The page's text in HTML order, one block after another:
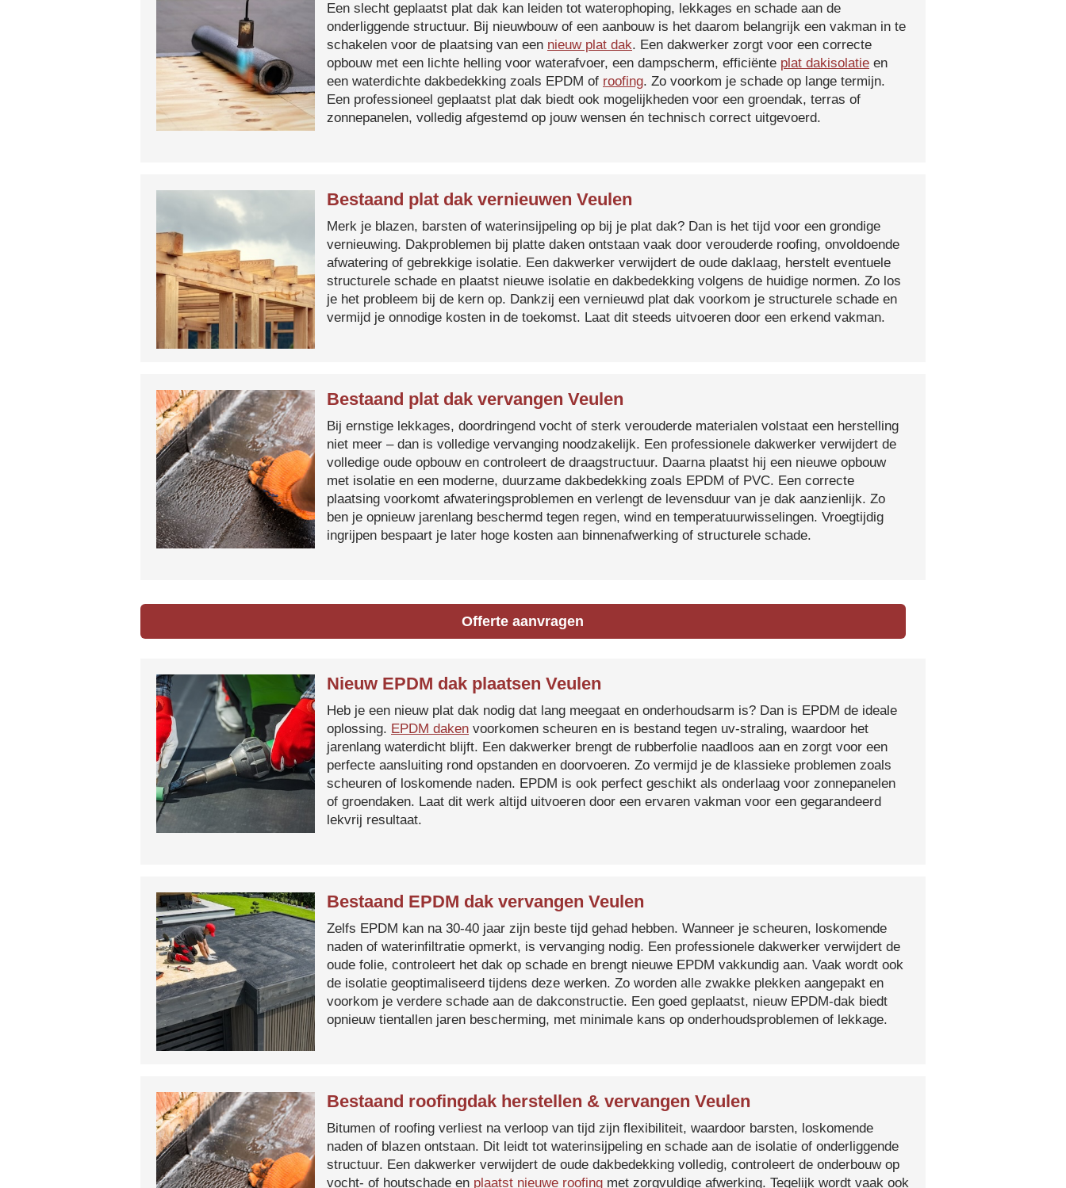
Een slecht geplaatst plat dak kan leiden tot waterophoping, lekkages en schade aan de
onderliggende structuur. Bij nieuwbouw of een aanbouw is het daarom belangrijk een vakman in te
schakelen voor de plaatsing van een nieuw plat dak. Een dakwerker zorgt voor een correcte
opbouw met een lichte helling voor waterafvoer, een dampscherm, efficiënte plat dakisolatie en
een waterdichte dakbedekking zoals EPDM of roofing. Zo voorkom je schade op lange termijn.
Een professioneel geplaatst plat dak biedt ook mogelijkheden voor een groendak, terras of
zonnepanelen, volledig afgestemd op jouw wensen én technisch correct uitgevoerd.
Bestaand plat dak vernieuwen Veulen
Merk je blazen, barsten of waterinsijpeling op bij je plat dak? Dan is het tijd voor een grondige
vernieuwing. Dakproblemen bij platte daken ontstaan vaak door verouderde roofing, onvoldoende
afwatering of gebrekkige isolatie. Een dakwerker verwijdert de oude daklaag, herstelt eventuele
structurele schade en plaatst nieuwe isolatie en dakbedekking volgens de huidige normen. Zo los
je het probleem bij de kern op. Dankzij een vernieuwd plat dak voorkom je structurele schade en
vermijd je onnodige kosten in de toekomst. Laat dit steeds uitvoeren door een erkend vakman.
Bestaand plat dak vervangen Veulen
Bij ernstige lekkages, doordringend vocht of sterk verouderde materialen volstaat een herstelling
niet meer – dan is volledige vervanging noodzakelijk. Een professionele dakwerker verwijdert de
volledige oude opbouw en controleert de draagstructuur. Daarna plaatst hij een nieuwe opbouw
met isolatie en een moderne, duurzame dakbedekking zoals EPDM of PVC. Een correcte
plaatsing voorkomt afwateringsproblemen en verlengt de levensduur van je dak aanzienlijk. Zo
ben je opnieuw jarenlang beschermd tegen regen, wind en temperatuurwisselingen. Vroegtijdig
ingrijpen bespaart je later hoge kosten aan binnenafwerking of structurele schade.
Offerte aanvragen
Nieuw EPDM dak plaatsen Veulen
Heb je een nieuw plat dak nodig dat lang meegaat en onderhoudsarm is? Dan is EPDM de ideale
oplossing. EPDM daken voorkomen scheuren en is bestand tegen uv-straling, waardoor het
jarenlang waterdicht blijft. Een dakwerker brengt de rubberfolie naadloos aan en zorgt voor een
perfecte aansluiting rond opstanden en doorvoeren. Zo vermijd je de klassieke problemen zoals
scheuren of loskomende naden. EPDM is ook perfect geschikt als onderlaag voor zonnepanelen
of groendaken. Laat dit werk altijd uitvoeren door een ervaren vakman voor een gegarandeerd
lekvrij resultaat.
Bestaand EPDM dak vervangen Veulen
Zelfs EPDM kan na 30-40 jaar zijn beste tijd gehad hebben. Wanneer je scheuren, loskomende
naden of waterinfiltratie opmerkt, is vervanging nodig. Een professionele dakwerker verwijdert de
oude folie, controleert het dak op schade en brengt nieuwe EPDM vakkundig aan. Vaak wordt ook
de isolatie geoptimaliseerd tijdens deze werken. Zo worden alle zwakke plekken aangepakt en
voorkom je verdere schade aan de dakconstructie. Een goed geplaatst, nieuw EPDM-dak biedt
opnieuw tientallen jaren bescherming, met minimale kans op onderhoudsproblemen of lekkage.
Bestaand roofingdak herstellen & vervangen Veulen
Bitumen of roofing verliest na verloop van tijd zijn flexibiliteit, waardoor barsten, loskomende
naden of blazen ontstaan. Dit leidt tot waterinsijpeling en schade aan de isolatie of onderliggende
structuur. Een dakwerker verwijdert de oude dakbedekking volledig, controleert de onderbouw op
vocht- of houtschade en plaatst nieuwe roofing met zorgvuldige afwerking. Tegelijk wordt vaak ook